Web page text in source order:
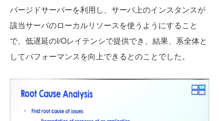
バージドサーバーを利用し、サーバ上のインスタンスが
該当サーバのローカルリソースを使うようにすること
で、低遅延のI/Oレイテンシで提供でき、結果、系全体と
してパフォーマンスを向上できるとのことでした。